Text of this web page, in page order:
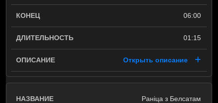
06:00
01:15
Открыть описание
Раніца з Белсатам